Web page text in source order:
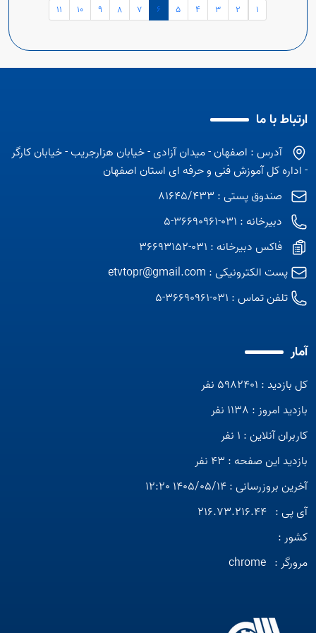
1
2
3
4
5
6
7
8
9
10
11
ارتباط با ما
آدرس : اصفهان - میدان آزادی - خیابان هزارجریب - خیابان کارگر
- اداره کل آموزش فنی و حرفه ای استان اصفهان
صندوق پستی : 81645/433
دبیرخانه : 031-36690961-5
فاکس دبیرخانه : 031-36693152
پست الکترونیکی : etvtopr@gmail.com
تلفن تماس : 031-36690961-5
آمار
کل بازدید : 5982401 نفر
بازدید امروز : 1138 نفر
کاربران آنلاین : 1 نفر
بازدید این صفحه : 43 نفر
آخرین بروزرسانی : 1405/05/14 12:20
آی پی : 216.73.216.44
کشور :
مرورگر : chrome